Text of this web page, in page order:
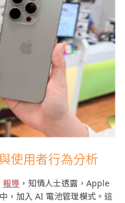
使用者行為分析
報導 ，知情人士透露，Apple
，加入 AI 電池管理模式。這